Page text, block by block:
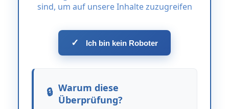
sind, um auf unsere Inhalte zuzugreifen
✓ Ich bin kein Roboter
Warum diese
Überprüfung?